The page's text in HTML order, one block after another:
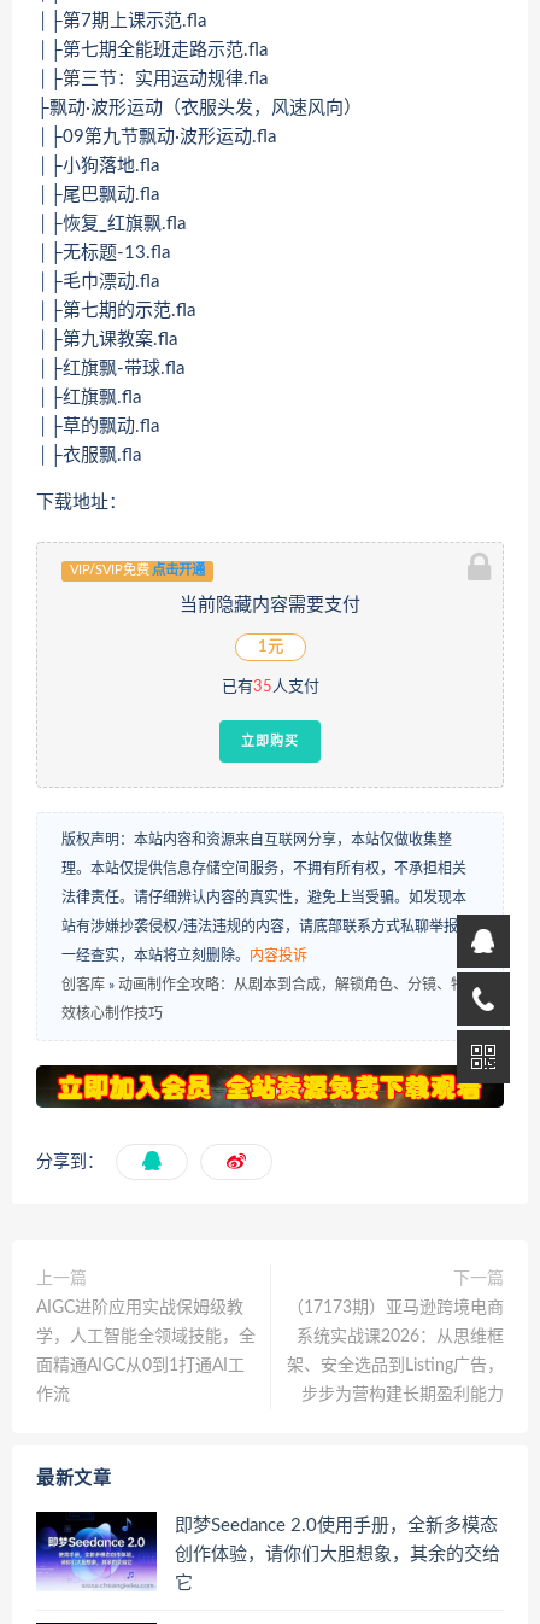
│├第7期上课示范.fla
│├第七期全能班走路示范.fla
│├第三节：实用运动规律.fla
├飘动·波形运动（衣服头发，风速风向）
│├09第九节飘动·波形运动.fla
│├小狗落地.fla
│├尾巴飘动.fla
│├恢复_红旗飘.fla
│├无标题-13.fla
│├毛巾漂动.fla
│├第七期的示范.fla
│├第九课教案.fla
│├红旗飘-带球.fla
│├红旗飘.fla
│├草的飘动.fla
│├衣服飘.fla
下载地址：
VIP/SVIP免费 点击开通
当前隐藏内容需要支付
1元
已有35人支付
立即购买
版权声明：本站内容和资源来自互联网分享，本站仅做收集整
理。本站仅提供信息存储空间服务，不拥有所有权，不承担相关
法律责任。请仔细辨认内容的真实性，避免上当受骗。如发现本
站有涉嫌抄袭侵权/违法违规的内容，请底部联系方式私聊举报，
一经查实，本站将立刻删除。 内容投诉
创客库 » 动画制作全攻略：从剧本到合成，解锁角色、分镜、特
效核心制作技巧
分享到：
上一篇
AIGC进阶应用实战保姆级教
学，人工智能全领域技能，全
面精通AIGC从0到1打通AI工
作流
下一篇
（17173期）亚马逊跨境电商
系统实战课2026：从思维框
架、安全选品到Listing广告，
步步为营构建长期盈利能力
最新文章
即梦Seedance 2.0使用手册，全新多模态
创作体验，请你们大胆想象，其余的交给
它